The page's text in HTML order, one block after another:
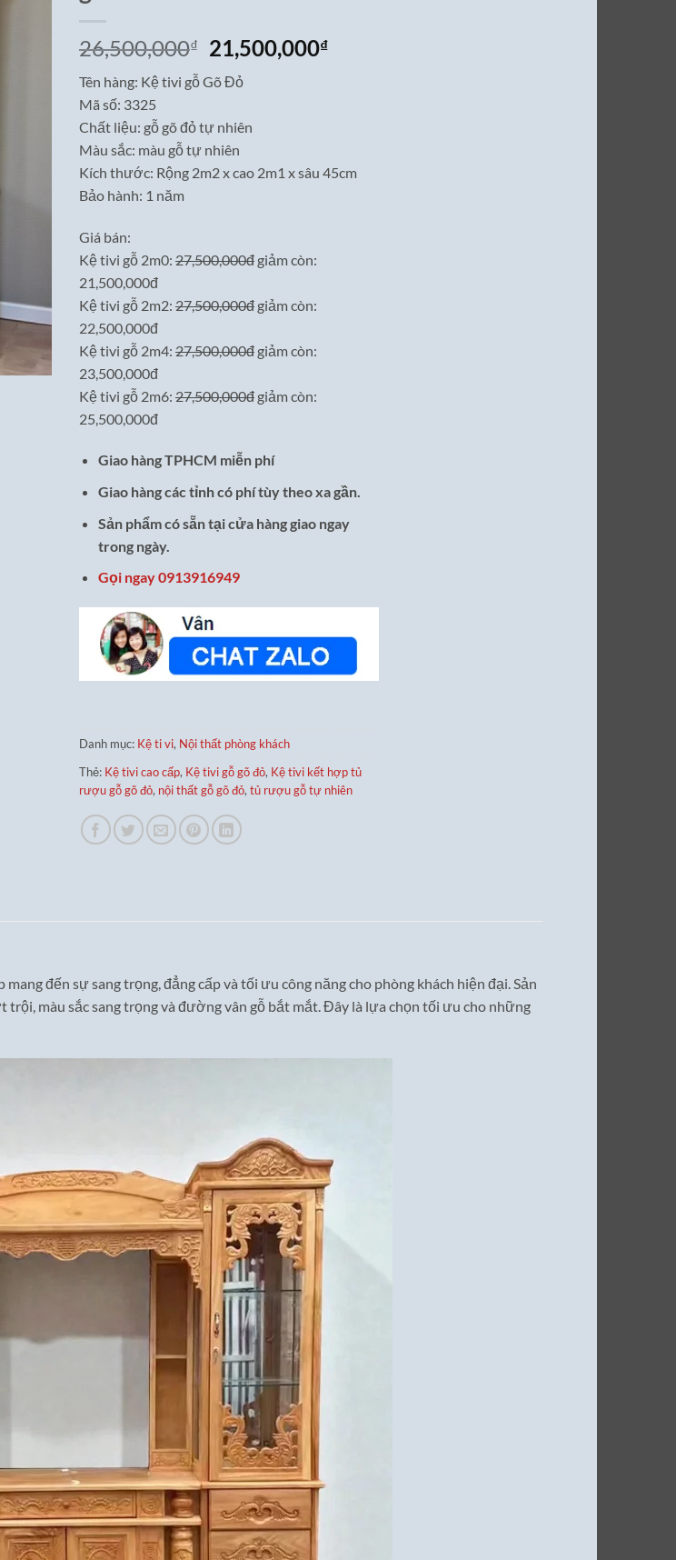
26,500,000₫
Giá
gốc
là:
21,500,000₫Giá
Tên hàng: Kệ tivi gỗ Gõ Đỏ
Mã số: 3325
Chất liệu: gỗ gõ đỏ tự nhiên
Màu sắc: màu gỗ tự nhiên
Kích thước: Rộng 2m2 x cao 2m1 x sâu 45cm
Bảo hành: 1 năm
Giá bán:
Kệ tivi gỗ 2m0: 27,500,000đ giảm còn:
21,500,000đ
Kệ tivi gỗ 2m2: 27,500,000đ giảm còn:
22,500,000đ
Kệ tivi gỗ 2m4: 27,500,000đ giảm còn:
23,500,000đ
Kệ tivi gỗ 2m6: 27,500,000đ giảm còn:
25,500,000đ
Giao hàng TPHCM miễn phí
Giao hàng các tỉnh có phí tùy theo xa gần.
Sản phẩm có sẵn tại cửa hàng giao ngay
trong ngày.
Gọi ngay 0913916949
Danh mục: Kệ ti vi, Nội thất phòng khách
Thẻ: Kệ tivi cao cấp, Kệ tivi gỗ gõ đỏ, Kệ tivi kết hợp tủ
rượu gỗ gõ đỏ, nội thất gỗ gõ đỏ, tủ rượu gỗ tự nhiên
đến sự sang trọng, đẳng cấp và tối ưu công năng cho phòng khách hiện đại. Sản
màu sắc sang trọng và đường vân gỗ bắt mắt. Đây là lựa chọn tối ưu cho những